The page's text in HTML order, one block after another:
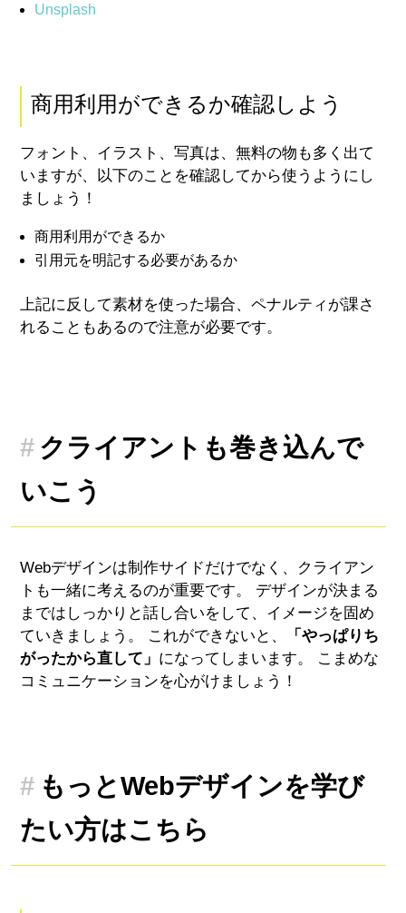
Unsplash
商用利用ができるか確認しよう
フォント、イラスト、写真は、無料の物も多く出て
いますが、以下のことを確認してから使うようにし
ましょう！
商用利用ができるか
引用元を明記する必要があるか
上記に反して素材を使った場合、ペナルティが課さ
れることもあるので注意が必要です。
クライアントも巻き込んで
いこう
Webデザインは制作サイドだけでなく、クライアン
トも一緒に考えるのが重要です。 デザインが決まる
まではしっかりと話し合いをして、イメージを固め
ていきましょう。 これができないと、
「やっぱりち
がったから直して」 になってしまいます。 こまめな
コミュニケーションを心がけましょう！
もっとWebデザインを学び
たい方はこちら